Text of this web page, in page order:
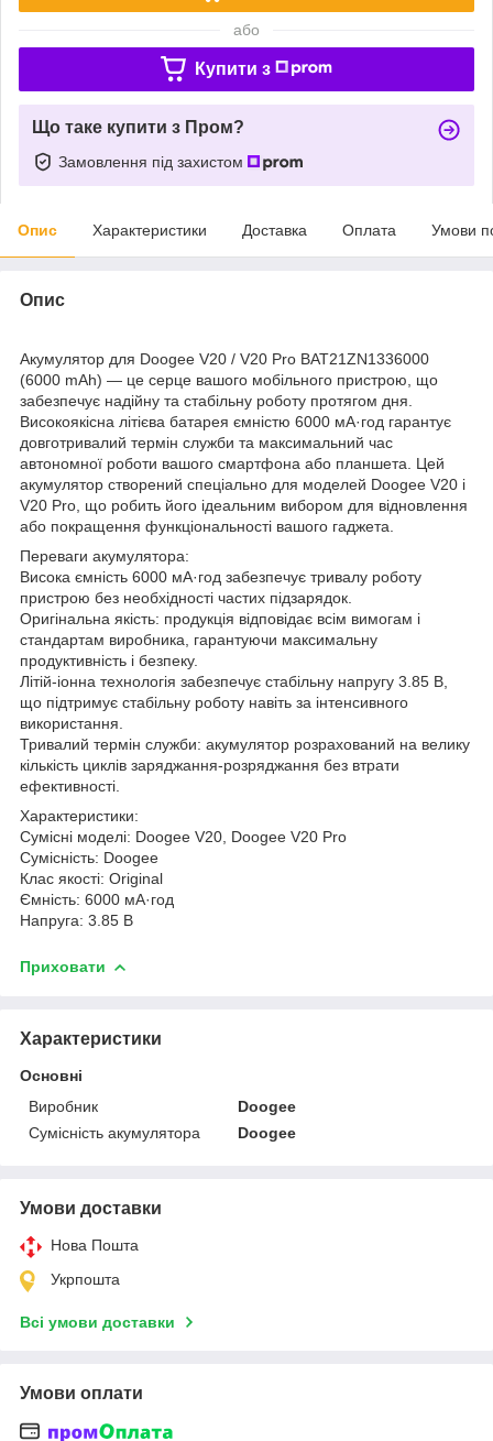
або
Купити з
Що таке купити з Пром?
Замовлення під захистом
Опис Характеристики Доставка Оплата Умови
Опис
Акумулятор для Doogee V20 / V20 Pro BAT21ZN1336000
(6000 mAh) — це серце вашого мобільного пристрою, що
забезпечує надійну та стабільну роботу протягом дня.
Високоякісна літієва батарея ємністю 6000 мА·год гарантує
довготривалий термін служби та максимальний час
автономної роботи вашого смартфона або планшета. Цей
акумулятор створений спеціально для моделей Doogee V20 і
V20 Pro, що робить його ідеальним вибором для відновлення
або покращення функціональності вашого гаджета.
Переваги акумулятора:
Висока ємність 6000 мА·год забезпечує тривалу роботу
пристрою без необхідності частих підзарядок.
Оригінальна якість: продукція відповідає всім вимогам і
стандартам виробника, гарантуючи максимальну
продуктивність і безпеку.
Літій-іонна технологія забезпечує стабільну напругу 3.85 В,
що підтримує стабільну роботу навіть за інтенсивного
використання.
Тривалий термін служби: акумулятор розрахований на велику
кількість циклів заряджання-розряджання без втрати
ефективності.
Характеристики:
Сумісні моделі: Doogee V20, Doogee V20 Pro
Сумісність: Doogee
Клас якості: Original
Ємність: 6000 мА·год
Напруга: 3.85 В
Приховати
Характеристики
Основні
Виробник
Doogee
Сумісність акумулятора
Doogee
Умови доставки
Нова Пошта
Укрпошта
Всі умови доставки
Умови оплати